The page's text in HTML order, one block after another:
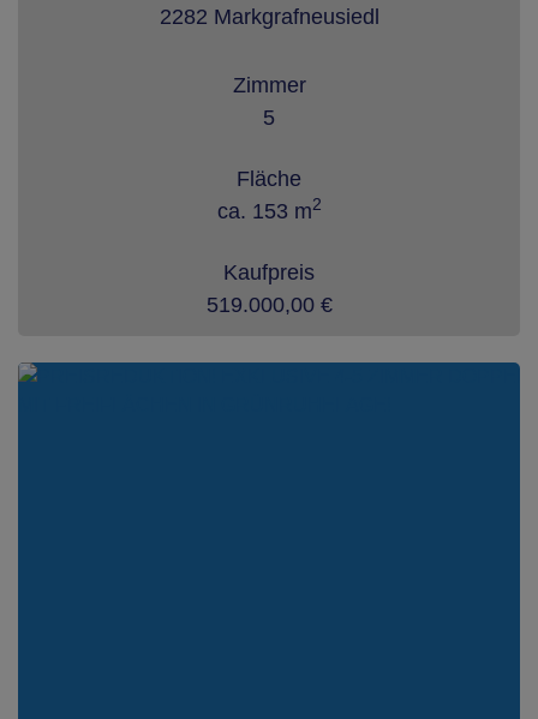
2282 Markgrafneusiedl
Zimmer
5
Fläche
ca. 153 m2
Kaufpreis
519.000,00 €